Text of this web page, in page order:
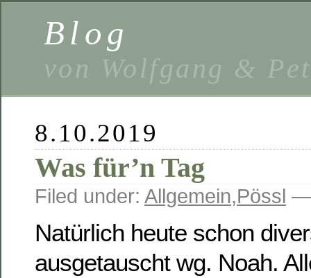
Blog
von Wolfgang &
8.10.2019
Was für’n Tag
Filed under: Allgemein,Pössl —
Natürlich heute schon
ausgetauscht wg. Noah.